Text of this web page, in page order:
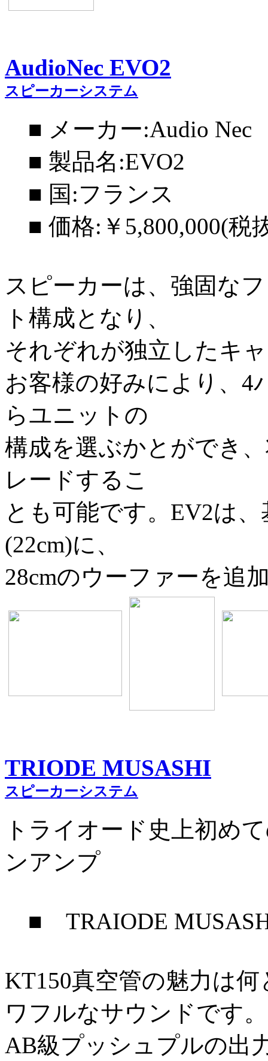
AudioNec EVO2
スピーカーシステム
■ メーカー:Audio Nec
■ 製品名:EVO2
■ 国:フランス
■ 価格:￥5,800,000(税
スピーカーは、強固な
ト構成となり、
それぞれが独立したキ
お客様の好みにより、4
らユニットの
構成を選ぶかとができ
レードするこ
とも可能です。EV2は
(22cm)に、
28cmのウーファーを追
TRIODE MUSASHI
スピーカーシステム
トライオード史上初め
ンアンプ
■ TRAIODE
KT150真空管の魅力は
ワフルなサウンドです。
AB級プッシュプルの出